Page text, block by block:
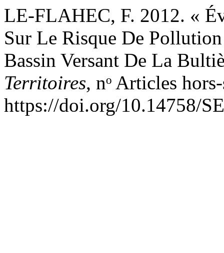
LE-FLAHEC, F. 2012. «
Sur Le Risque De
Bassin Versant De La
Territoires, nᵒ Articles
https://doi.org/10.14758/